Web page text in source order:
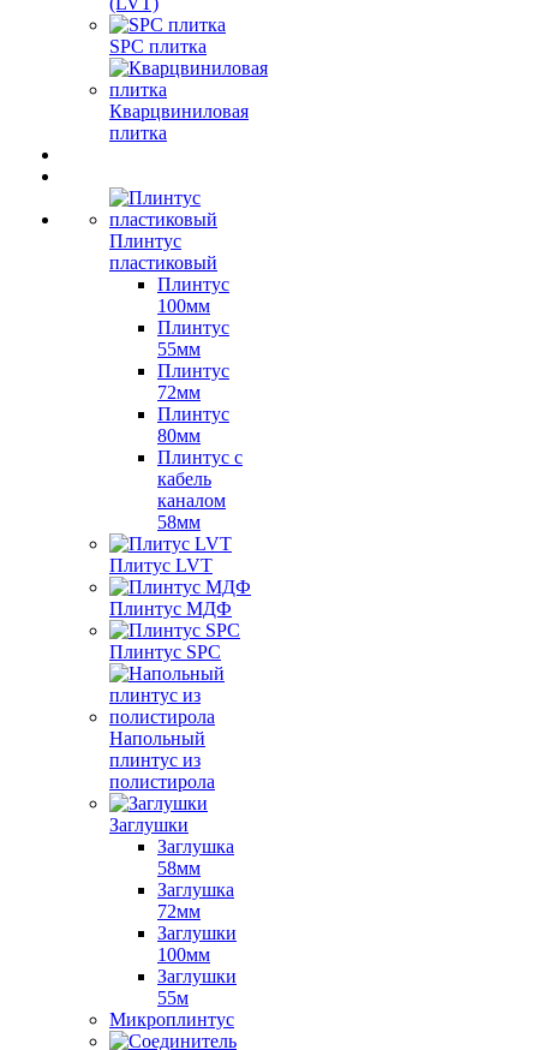
SPC плитка
Кварцвиниловая
плитка
Плинтус
пластиковый
Плинтус
100мм
Плинтус
55мм
Плинтус
72мм
Плинтус
80мм
Плинтус с
кабель
каналом
58мм
Плитус LVT
Плинтус МДФ
Плинтус SPC
Напольный
плинтус из
полистирола
Заглушки
Заглушка
58мм
Заглушка
72мм
Заглушки
100мм
Заглушки
55м
Микроплинтус